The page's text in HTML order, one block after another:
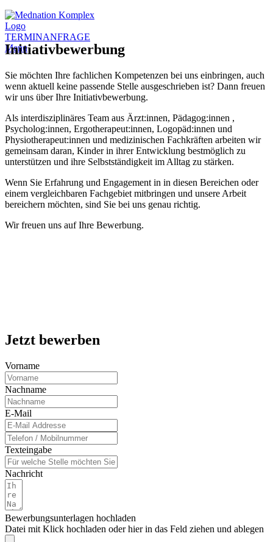
TERMINANFRAGE
Menu
Initiativbewerbung
Sie möchten Ihre fachlichen Kompetenzen bei uns einbringen, auch
wenn aktuell keine passende Stelle ausgeschrieben ist? Dann freuen
wir uns über Ihre Initiativbewerbung.
Als interdisziplinäres Team aus Ärzt:innen, Pädagog:innen ,
Psycholog:innen, Ergotherapeut:innen, Logopäd:innen und
Physiotherapeut:innen und medizinischen Fachkräften arbeiten wir
gemeinsam daran, Kinder in ihrer Entwicklung bestmöglich zu
unterstützen und ihre Selbstständigkeit im Alltag zu stärken.
Wenn Sie Erfahrung und Engagement in in diesen Bereichen oder
einem vergleichbaren Fachgebiet mitbringen und unsere Arbeit
bereichern möchten, sind Sie bei uns genau richtig.
Wir freuen uns auf Ihre Bewerbung.
Jetzt bewerben
Vorname
Nachname
E-Mail
Texteingabe
Nachricht
Bewerbungsunterlagen hochladen
Datei mit Klick hochladen oder hier in das Feld ziehen und ablegen